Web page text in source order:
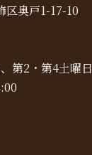
区奥戸1-17-10
第2・第4土曜日